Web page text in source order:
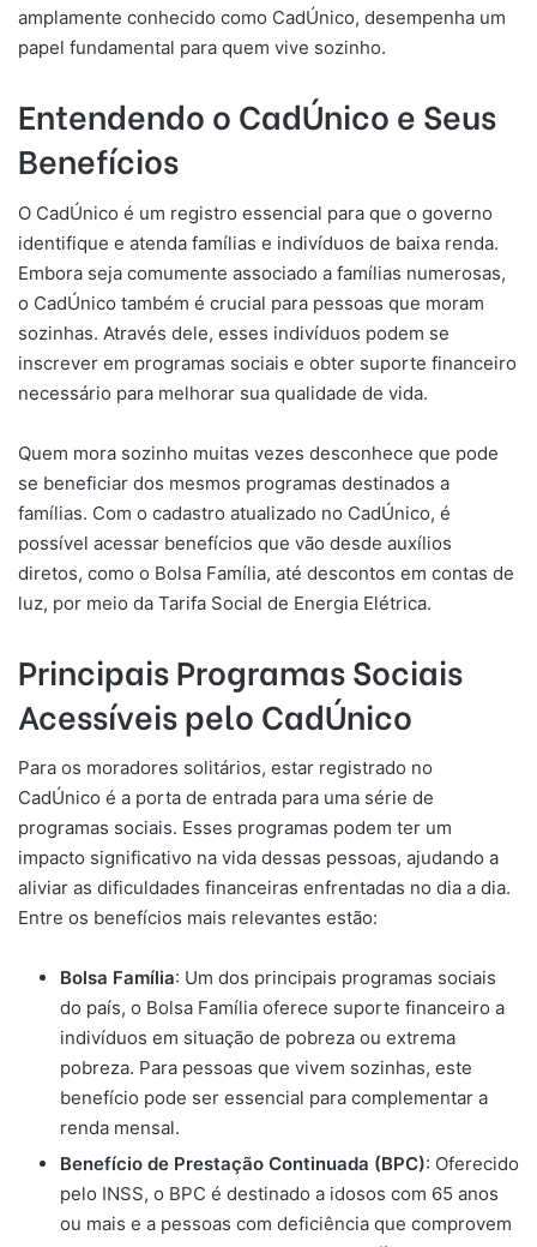
amplamente conhecido como CadÚnico, desempenha um
papel fundamental para quem vive sozinho.
Entendendo o CadÚnico e Seus
Benefícios
O CadÚnico é um registro essencial para que o governo
identifique e atenda famílias e indivíduos de baixa renda.
Embora seja comumente associado a famílias numerosas,
o CadÚnico também é crucial para pessoas que moram
sozinhas. Através dele, esses indivíduos podem se
inscrever em programas sociais e obter suporte financeiro
necessário para melhorar sua qualidade de vida.
Quem mora sozinho muitas vezes desconhece que pode
se beneficiar dos mesmos programas destinados a
famílias. Com o cadastro atualizado no CadÚnico, é
possível acessar benefícios que vão desde auxílios
diretos, como o Bolsa Família, até descontos em contas de
luz, por meio da Tarifa Social de Energia Elétrica.
Principais Programas Sociais
Acessíveis pelo CadÚnico
Para os moradores solitários, estar registrado no
CadÚnico é a porta de entrada para uma série de
programas sociais. Esses programas podem ter um
impacto significativo na vida dessas pessoas, ajudando a
aliviar as dificuldades financeiras enfrentadas no dia a dia.
Entre os benefícios mais relevantes estão:
Bolsa Família: Um dos principais programas sociais
do país, o Bolsa Família oferece suporte financeiro a
indivíduos em situação de pobreza ou extrema
pobreza. Para pessoas que vivem sozinhas, este
benefício pode ser essencial para complementar a
renda mensal.
Benefício de Prestação Continuada (BPC): Oferecido
pelo INSS, o BPC é destinado a idosos com 65 anos
ou mais e a pessoas com deficiência que comprovem